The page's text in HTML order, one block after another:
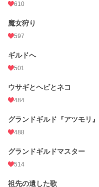
610
魔女狩り
597
ギルドへ
501
ウサギとヘビとネコ
484
グランドギルド『アツモリ』
488
グランドギルドマスター
514
祖先の遺した歌